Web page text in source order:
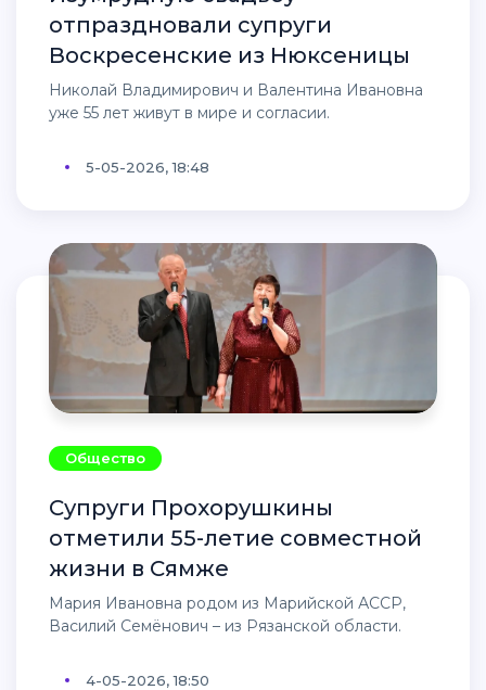
отпраздновали супруги
Воскресенские из Нюксеницы
Николай Владимирович и Валентина Ивановна
уже 55 лет живут в мире и согласии.
5-05-2026, 18:48
Общество
Супруги Прохорушкины
отметили 55-летие совместной
жизни в Сямже
Мария Ивановна родом из Марийской АССР,
Василий Семёнович – из Рязанской области.
4-05-2026, 18:50